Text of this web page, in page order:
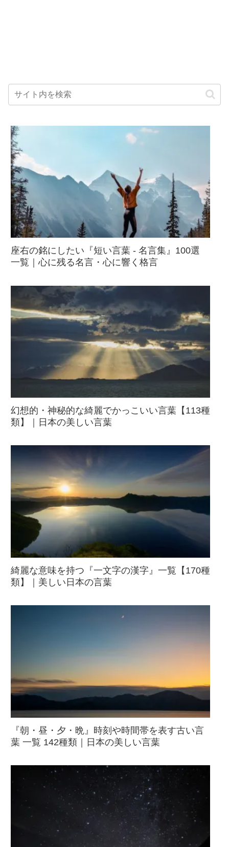
座右の銘にしたい『短い言葉 - 名言集』100選
一覧｜心に残る名言・心に響く格言
幻想的・神秘的な綺麗でかっこいい言葉【113種
類】｜日本の美しい言葉
綺麗な意味を持つ『一文字の漢字』一覧【170種
類】｜美しい日本の言葉
『朝・昼・夕・晩』時刻や時間帯を表す古い言
葉 一覧 142種類｜日本の美しい言葉